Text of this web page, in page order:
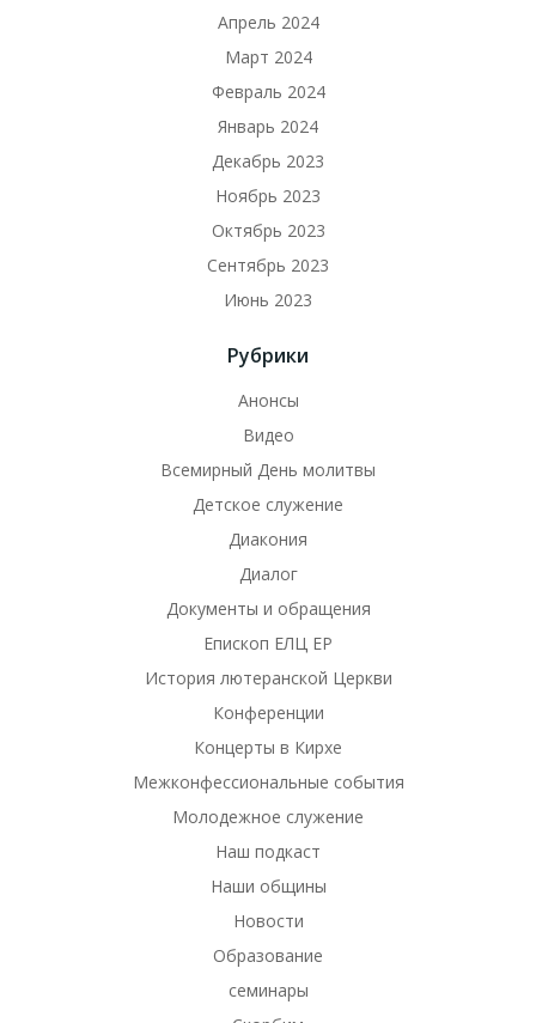
Апрель 2024
Март 2024
Февраль 2024
Январь 2024
Декабрь 2023
Ноябрь 2023
Октябрь 2023
Сентябрь 2023
Июнь 2023
Рубрики
Анонсы
Видео
Всемирный День молитвы
Детское служение
Диакония
Диалог
Документы и обращения
Епископ ЕЛЦ ЕР
История лютеранской Церкви
Конференции
Концерты в Кирхе
Межконфессиональные события
Молодежное служение
Наш подкаст
Наши общины
Новости
Образование
семинары